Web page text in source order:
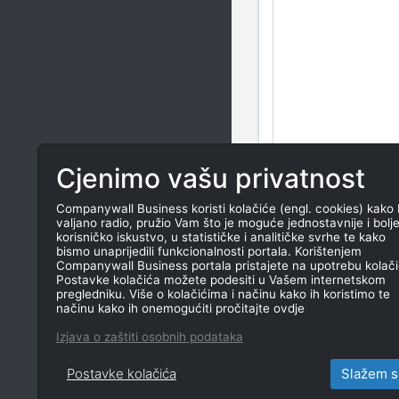
Cjenimo vašu privatnost
Companywall Business koristi kolačiće (engl. cookies) kako
valjano radio, pružio Vam što je moguće jednostavnije i bolje
korisničko iskustvo, u statističke i analitičke svrhe te kako
bismo unaprijedili funkcionalnosti portala. Korištenjem
Companywall Business portala pristajete na upotrebu
Postavke kolačića možete podesiti u Vašem internetskom
pregledniku. Više o kolačićima i načinu kako ih koristimo te
načinu kako ih onemogućiti pročitajte ovdje
Izjava o zaštiti osobnih podataka
Postavke kolačića Slažem